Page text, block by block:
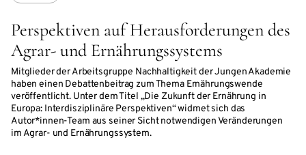
Perspektiven auf Herausforderungen des
Agrar- und Ernährungssystems
Mitglieder der Arbeitsgruppe Nachhaltigkeit der Jungen Akademie
haben einen Debattenbeitrag zum Thema Ernährungswende
veröffentlicht. Unter dem Titel „Die Zukunft der Ernährung in
Europa: Interdisziplinäre Perspektiven“ widmet sich das
Autor*innen-Team aus seiner Sicht notwendigen Veränderungen
im Agrar- und Ernährungssystem.